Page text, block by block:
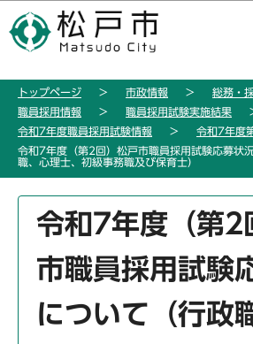
の
ー
このページの本文へ
トップページ 市政情報
総務・
職員採用情報
職員採用試験実施結果
令和7年度職員採用試験情報
令和7年度
令和7年度（第2回）松戸市職員採用試験応募状
職、心理士、初級事務職及び保育士）
令和7年度（第2
市職員採用試験
について（行政